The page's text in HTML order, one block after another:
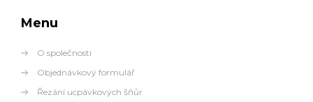
Menu
O společnosti
Objednávkový formulář
Řezání ucpávkových šňůr